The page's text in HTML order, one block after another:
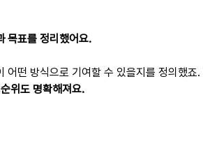
목표를 정리했어요.
어떤 방식으로 기여할 수 있을지를 정의했죠.
위도 명확해져요.